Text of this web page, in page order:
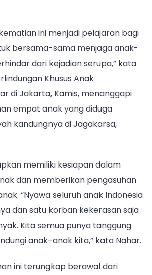
ini menjadi pelajaran bagi
bersama-sama menjaga anak-
dari kejadian serupa,” kata
Khusus Anak
di Jakarta, Kamis, menanggapi
empat anak yang diduga
kandungnya di Jagakarsa,
memiliki kesiapan dalam
dan memberikan pengasuhan
“Nyawa seluruh anak Indonesia
dan satu korban kekerasan saja
Kita semua punya tanggung
anak-anak kita,” kata Nahar.
ini terungkap berawal dari